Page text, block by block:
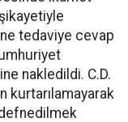
tedaviye cevap
nakledildi. C.D.
kurtarılamayarak